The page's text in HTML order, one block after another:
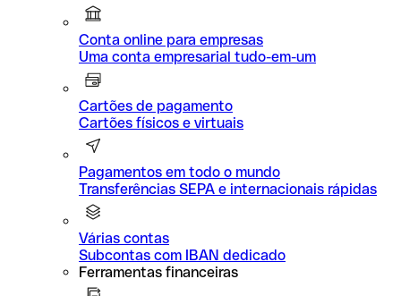
Conta online para empresas
Uma conta empresarial tudo-em-um
Cartões de pagamento
Cartões físicos e virtuais
Pagamentos em todo o mundo
Transferências SEPA e internacionais rápidas
Várias contas
Subcontas com IBAN dedicado
Ferramentas financeiras